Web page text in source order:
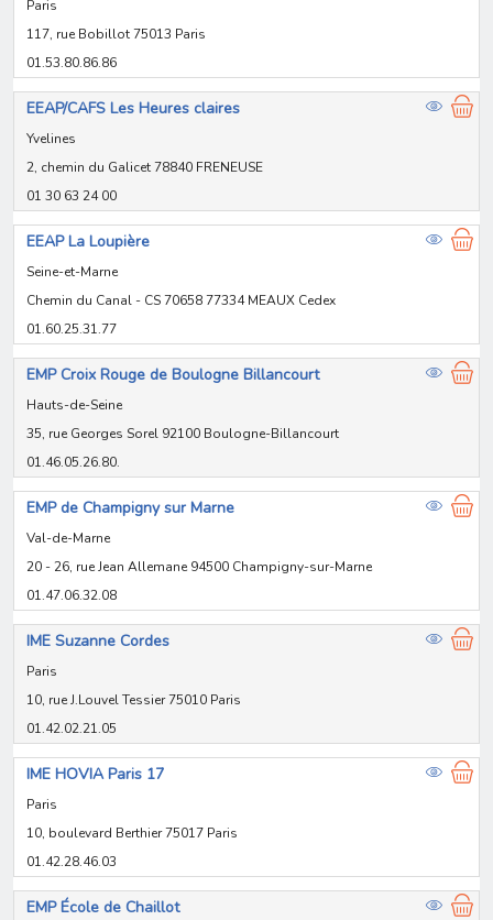
Paris
117, rue Bobillot 75013 Paris
01.53.80.86.86
EEAP/CAFS Les Heures claires
Yvelines
2, chemin du Galicet 78840 FRENEUSE
01 30 63 24 00
EEAP La Loupière
Seine-et-Marne
Chemin du Canal - CS 70658 77334 MEAUX Cedex
01.60.25.31.77
EMP Croix Rouge de Boulogne Billancourt
Hauts-de-Seine
35, rue Georges Sorel 92100 Boulogne-Billancourt
01.46.05.26.80.
EMP de Champigny sur Marne
Val-de-Marne
20 - 26, rue Jean Allemane 94500 Champigny-sur-Marne
01.47.06.32.08
IME Suzanne Cordes
Paris
10, rue J.Louvel Tessier 75010 Paris
01.42.02.21.05
IME HOVIA Paris 17
Paris
10, boulevard Berthier 75017 Paris
01.42.28.46.03
EMP École de Chaillot